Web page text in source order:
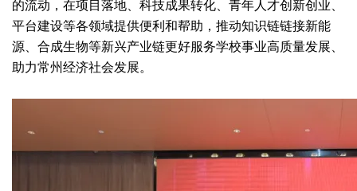
的流动，在项目落地、科技成果转化、青年人才创新创业、
平台建设等各领域提供便利和帮助，推动知识链链接新能
源、合成生物等新兴产业链更好服务学校事业高质量发展、
助力常州经济社会发展。